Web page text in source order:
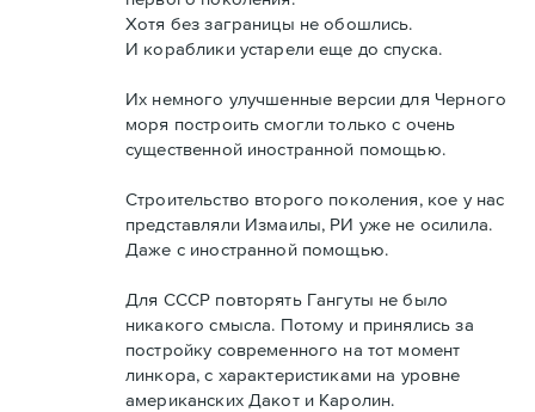
Хотя без заграницы не обошлись.
И кораблики устарели еще до спуска.
Их немного улучшенные версии для Черного
моря построить смогли только с очень
существенной иностранной помощью.
Строительство второго поколения, кое у нас
представляли Измаилы, РИ уже не осилила.
Даже с иностранной помощью.
Для СССР повторять Гангуты не было
никакого смысла. Потому и принялись за
постройку современного на тот момент
линкора, с характеристиками на уровне
американских Дакот и Каролин.